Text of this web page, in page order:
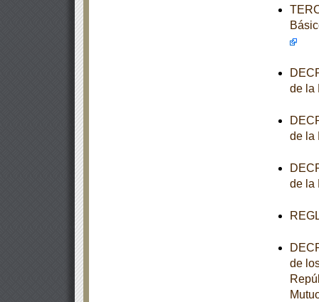
de la
de la
de la
de